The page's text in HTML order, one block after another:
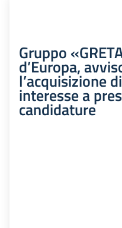
Gruppo
d’Europa,
l’acquisizione
interesse a
candidature